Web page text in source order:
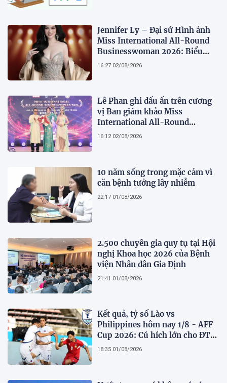
Jennifer Ly – Đại sứ Hình ảnh
Miss International All-Round
Businesswoman 2026: Biểu
tượng của nhan sắc, trí tuệ và
16:27 02/08/2026
Lê Phan ghi dấu ấn trên cương
vị Ban giám khảo Miss
International All-Round
Businesswoman 2026: Thanh
16:12 02/08/2026
10 năm sống trong mặc cảm vì
căn bệnh tưởng lây nhiễm
22:17 01/08/2026
2.500 chuyên gia quy tụ tại Hội
nghị Khoa học 2026 của Bệnh
viện Nhân dân Gia Định
21:41 01/08/2026
Kết quả, tỷ số Lào vs
Philippines hôm nay 1/8 - AFF
Cup 2026: Cú hích lớn cho ĐT
Việt Nam
18:35 01/08/2026